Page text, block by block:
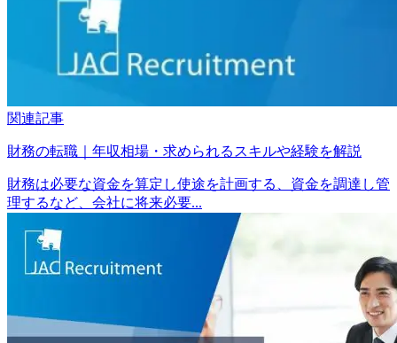
関連記事
財務の転職｜年収相場・求められるスキルや経験を解説
財務は必要な資金を算定し使途を計画する、資金を調達し管
理するなど、会社に将来必要...